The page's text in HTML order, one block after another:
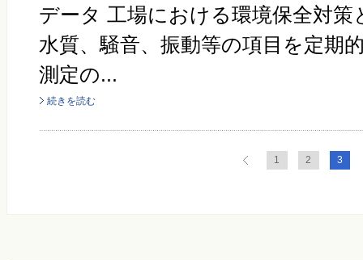
データ 工場における環境保全対策
水質、騒音、振動等の項目を定期
測定の...
続きを読む
1 2 3